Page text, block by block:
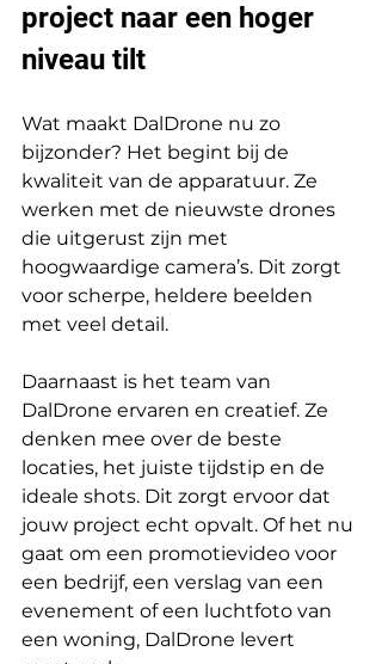
project naar een hoger
niveau tilt
Wat maakt DalDrone nu zo
bijzonder? Het begint bij de
kwaliteit van de apparatuur. Ze
werken met de nieuwste drones
die uitgerust zijn met
hoogwaardige camera’s. Dit zorgt
voor scherpe, heldere beelden
met veel detail.
Daarnaast is het team van
DalDrone ervaren en creatief. Ze
denken mee over de beste
locaties, het juiste tijdstip en de
ideale shots. Dit zorgt ervoor dat
jouw project echt opvalt. Of het nu
gaat om een promotievideo voor
een bedrijf, een verslag van een
evenement of een luchtfoto van
een woning, DalDrone levert